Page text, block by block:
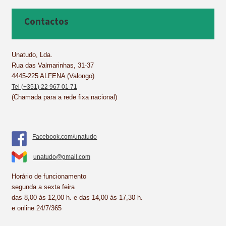
b
o
k
e
e
s
t
I
p
Contactos
Unatudo, Lda.
Rua das Valmarinhas, 31-37
4445-225 ALFENA (Valongo)
Tel (+351) 22 967 01 71
(Chamada para a rede fixa nacional)
Facebook.com/unatudo
unatudo@gmail.com
Horário de funcionamento
segunda a sexta feira
das 8,00 às 12,00 h. e das 14,00 às 17,30 h.
e online 24/7/365